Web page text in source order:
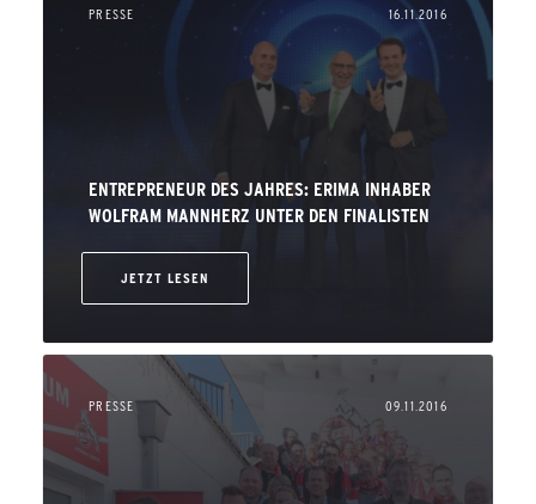
PRESSE 16.11.2016
ENTREPRENEUR DES JAHRES: ERIMA INHABER
WOLFRAM MANNHERZ UNTER DEN FINALISTEN
JETZT LESEN
PRESSE 09.11.2016